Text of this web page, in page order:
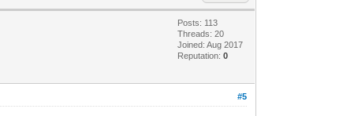
Posts: 113
Threads: 20
Joined: Aug 2017
Reputation:0
#5